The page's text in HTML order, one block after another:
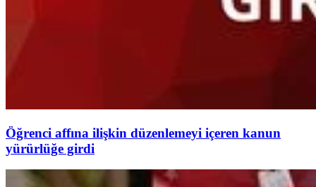
Öğrenci affına ilişkin düzenlemeyi içeren kanun
yürürlüğe girdi